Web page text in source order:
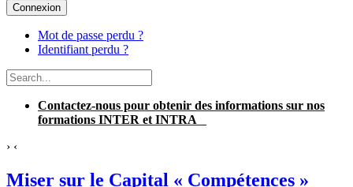
Mot de passe perdu ?
Identifiant perdu ?
Contactez-nous pour obtenir des informations sur nos
formations INTER et INTRA
› ‹
Miser sur le Capital « Compétences »